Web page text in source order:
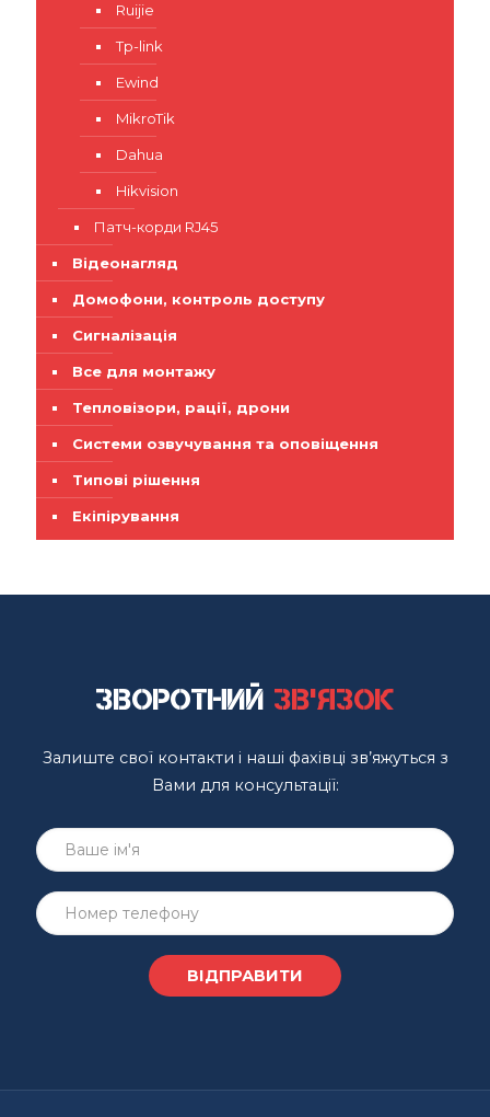
Ruijie
Tp-link
Ewind
MikroTik
Dahua
Hikvision
Патч-корди RJ45
Відеонагляд
Домофони, контроль доступу
Сигналізація
Все для монтажу
Тепловізори, рації, дрони
Системи озвучування та оповіщення
Типові рішення
Екіпірування
Зворотний зв'язок
Залиште свої контакти і наші фахівці зв’яжуться з
Вами для консультації: